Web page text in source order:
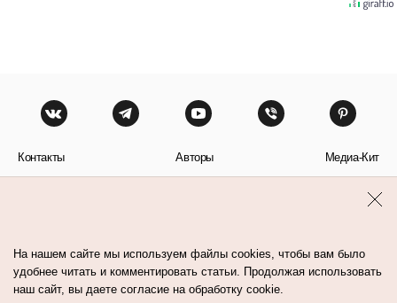
Контакты Авторы Медиа-Кит
На нашем сайте мы используем файлы cookies, чтобы вам было
удобнее читать и комментировать статьи. Продолжая использовать
наш сайт, вы даете согласие на обработку cookie.